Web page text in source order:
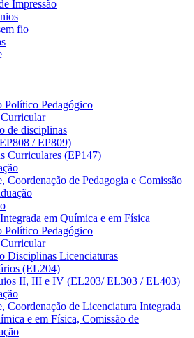
Impressão
fio
Político Pedagógico
de disciplinas
/ EP809)
Curriculares (EP147)
Coordenação de Pedagogia e Comissão
em Química e em Física
Político Pedagógico
Disciplinas Licenciaturas
(EL204)
II, III e IV (EL203/ EL303 / EL403)
Coordenação de Licenciatura Integrada
e em Física, Comissão de